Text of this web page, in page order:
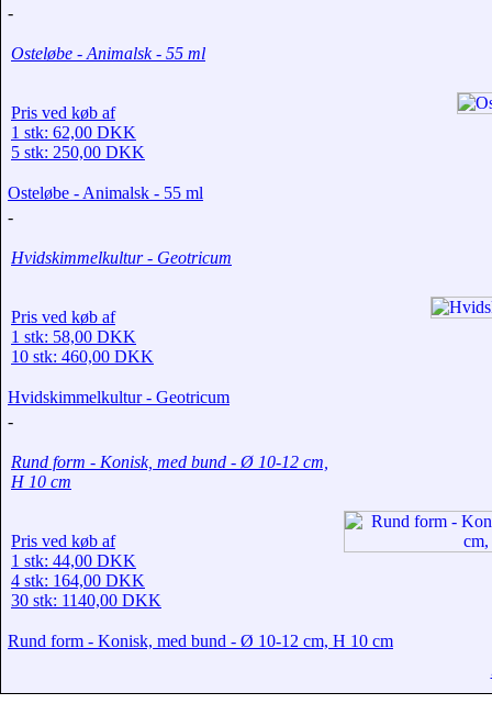
-
Osteløbe - Animalsk - 55 ml
Pris ved køb af
1 stk: 62,00 DKK
5 stk: 250,00 DKK
Osteløbe - Animalsk - 55 ml
-
Hvidskimmelkultur - Geotricum
Pris ved køb af
1 stk: 58,00 DKK
10 stk: 460,00 DKK
Hvidskimmelkultur - Geotricum
-
Rund form - Konisk, med bund - Ø 10-12 cm,
H 10 cm
Pris ved køb af
1 stk: 44,00 DKK
4 stk: 164,00 DKK
30 stk: 1140,00 DKK
Rund form - Konisk, med bund - Ø 10-12 cm, H 10 cm